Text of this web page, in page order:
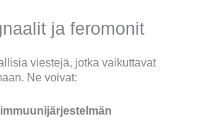
ja feromonit
viestejä, jotka vaikuttavat
Ne voivat: